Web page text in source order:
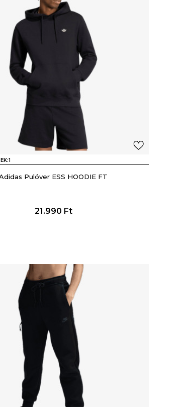
1
Pulóver ESS HOODIE FT
21.990 Ft